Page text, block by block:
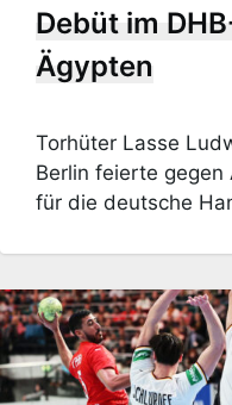
Debüt im
Ägypten
Torhüter Lasse
Berlin feierte
für die deutsche